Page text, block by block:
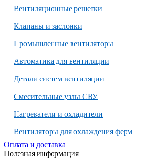
Вентиляционные решетки
Клапаны и заслонки
Промышленные вентиляторы
Автоматика для вентиляции
Детали систем вентиляции
Смесительные узлы СВУ
Нагреватели и охладители
Вентиляторы для охлаждения ферм
Оплата и доставка
Полезная информация